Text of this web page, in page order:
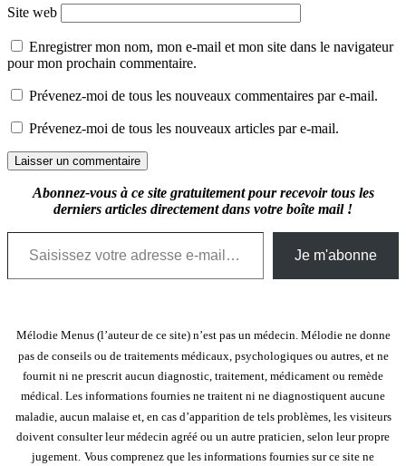
Site web
Enregistrer mon nom, mon e-mail et mon site dans le navigateur
pour mon prochain commentaire.
Prévenez-moi de tous les nouveaux commentaires par e-mail.
Prévenez-moi de tous les nouveaux articles par e-mail.
Abonnez-vous à ce site gratuitement pour recevoir tous les
derniers articles directement dans votre boîte mail !
Saisissez votre adresse e-mail…
Je m'abonne
Mélodie Menus (l’auteur de ce site) n’est pas un médecin. Mélodie ne donne
pas de conseils ou de traitements médicaux, psychologiques ou autres, et ne
fournit ni ne prescrit aucun diagnostic, traitement, médicament ou remède
médical. Les informations fournies ne traitent ni ne diagnostiquent aucune
maladie, aucun malaise et, en cas d’apparition de tels problèmes, les visiteurs
doivent consulter leur médecin agréé ou un autre praticien, selon leur propre
jugement. Vous comprenez que les informations fournies sur ce site ne